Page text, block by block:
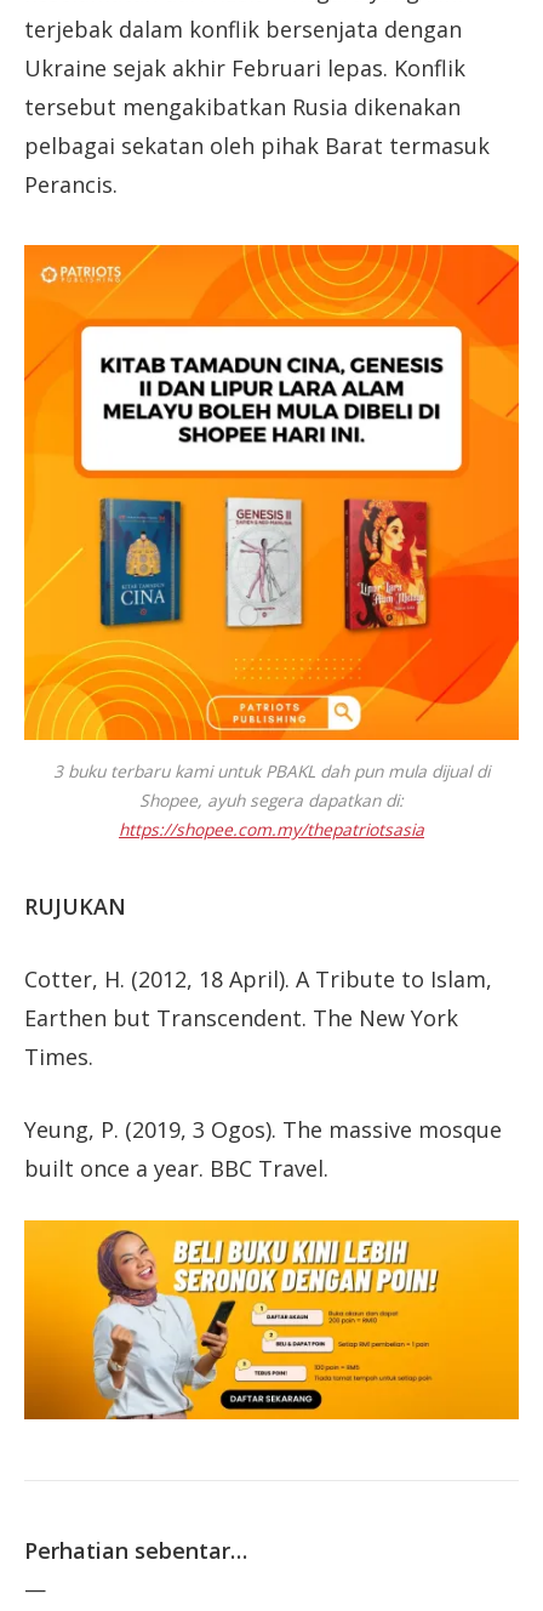
terjebak dalam konflik bersenjata dengan
Ukraine sejak akhir Februari lepas. Konflik
tersebut mengakibatkan Rusia dikenakan
pelbagai sekatan oleh pihak Barat termasuk
Perancis.
3 buku terbaru kami untuk PBAKL dah pun mula dijual di
Shopee, ayuh segera dapatkan di:
https://shopee.com.my/thepatriotsasia
RUJUKAN
Cotter, H. (2012, 18 April). A Tribute to Islam,
Earthen but Transcendent. The New York
Times.
Yeung, P. (2019, 3 Ogos). The massive mosque
built once a year. BBC Travel.
Perhatian sebentar…
—